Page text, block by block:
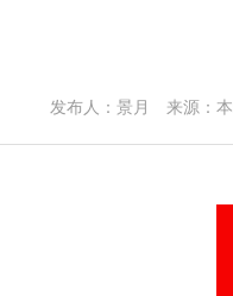
发布人：景月 来源：